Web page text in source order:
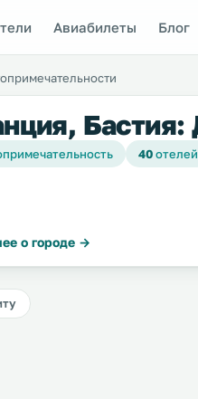
Авиабилеты Блог
Бастия:
40отелей
о городе →